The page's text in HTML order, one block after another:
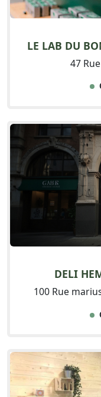
LE LAB DU
47
DELI
100 Rue